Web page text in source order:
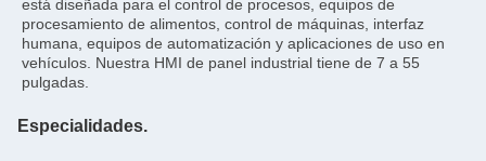
está diseñada para el control de procesos, equipos de
procesamiento de alimentos, control de máquinas, interfaz
humana, equipos de automatización y aplicaciones de uso en
vehículos. Nuestra HMI de panel industrial tiene de 7 a 55
pulgadas.
Especialidades.